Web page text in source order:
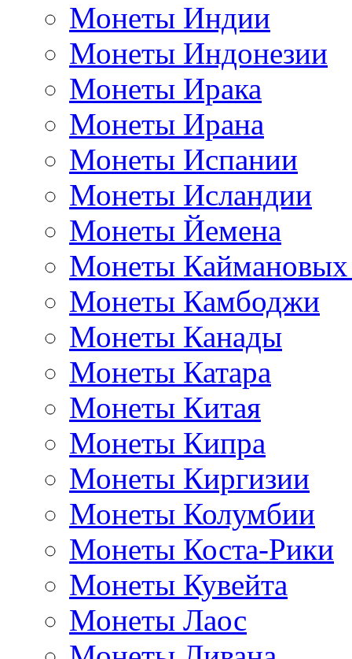
Монеты Индии
Монеты Индонезии
Монеты Ирака
Монеты Ирана
Монеты Испании
Монеты Исландии
Монеты Йемена
Монеты Каймановых
Монеты Камбоджи
Монеты Канады
Монеты Катара
Монеты Китая
Монеты Кипра
Монеты Киргизии
Монеты Колумбии
Монеты Коста-Рики
Монеты Кувейта
Монеты Лаос